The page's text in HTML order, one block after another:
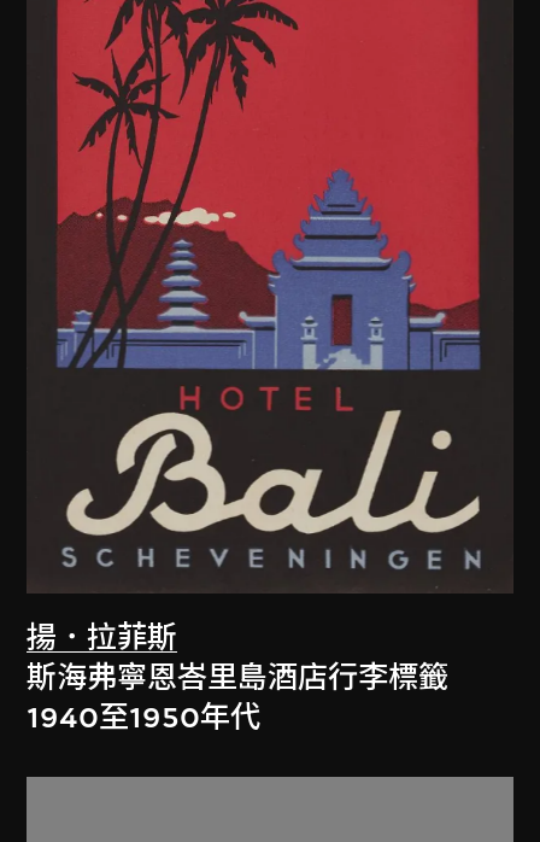
揚．拉菲斯
斯海弗寧恩峇里島酒店行李標籤
1940至1950年代